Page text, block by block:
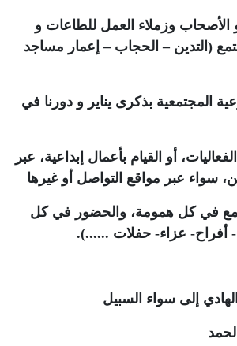
الأصحاب وزملاء العمل للطاعات و
(التدين – الحجاب – إعمار مساجد
المجتمعية بذكرى يناير و دورنا في
أو القيام بأعمال إبداعية، عبر
سواء عبر مواقع التواصل أو غيرها
في كل همومة، والحضور في كل
أفراح- عزاء- حفلات ......).
إلى سواء السبيل